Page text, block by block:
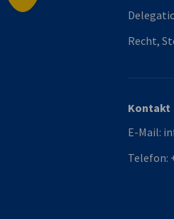
Recht,
Kontakt
E-Mail:
Telefon: